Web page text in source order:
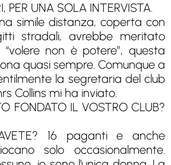
PER UNA SOLA INTERVISTA.
simile distanza, coperta con
stradali, avrebbe meritato
non è potere”, questa
quasi sempre. Comunque a
la segretaria del club
Collins mi ha inviato.
FONDATO IL VOSTRO CLUB?
16 paganti e anche
solo occasionalmente.